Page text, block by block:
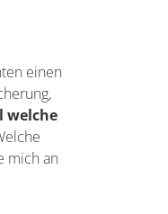
einen
welche
mich an